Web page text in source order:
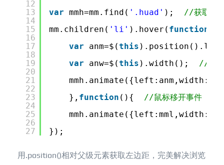
12
13
14
15
16
17
18
19
20
21
22
23
24
25
26
27
var mmh=mm.find( '.huad' ); //获取滑
mm.children( 'li' ).hover( function
var
anm=$(this
var
anw=$(this ).width(); //此子
}, function (){ //鼠标移开事件
});
用.position()相对父级元素获取左边距，完美解决浏览